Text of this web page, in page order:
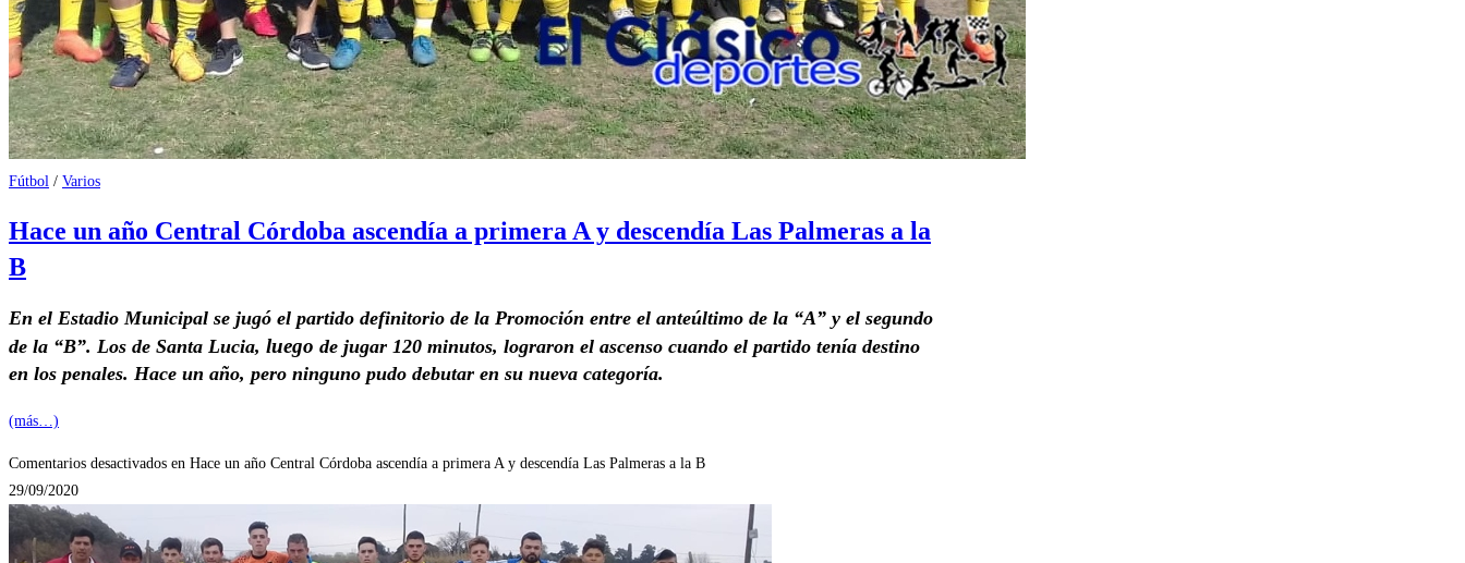
Fútbol / Varios
Hace un año Central Córdoba ascendía a primera A y descendía Las Palmeras a la
B
En el Estadio Municipal se jugó el partido definitorio de la Promoción entre el anteúltimo de la “A” y el segundo
de la “B”. Los de Santa Lucia, luego de jugar 120 minutos, lograron el ascenso cuando el partido tenía destino
en los penales. Hace un año, pero ninguno pudo debutar en su nueva categoría.
(más…)
Comentarios desactivados en Hace un año Central Córdoba ascendía a primera A y descendía Las Palmeras a la B
29/09/2020